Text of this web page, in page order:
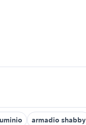
armadio shabby